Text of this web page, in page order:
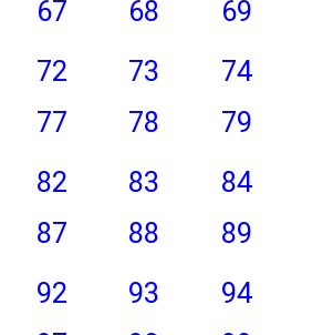
67 68
69
72 73
74
77 78
79
82 83
84
87 88
89
92 93
94